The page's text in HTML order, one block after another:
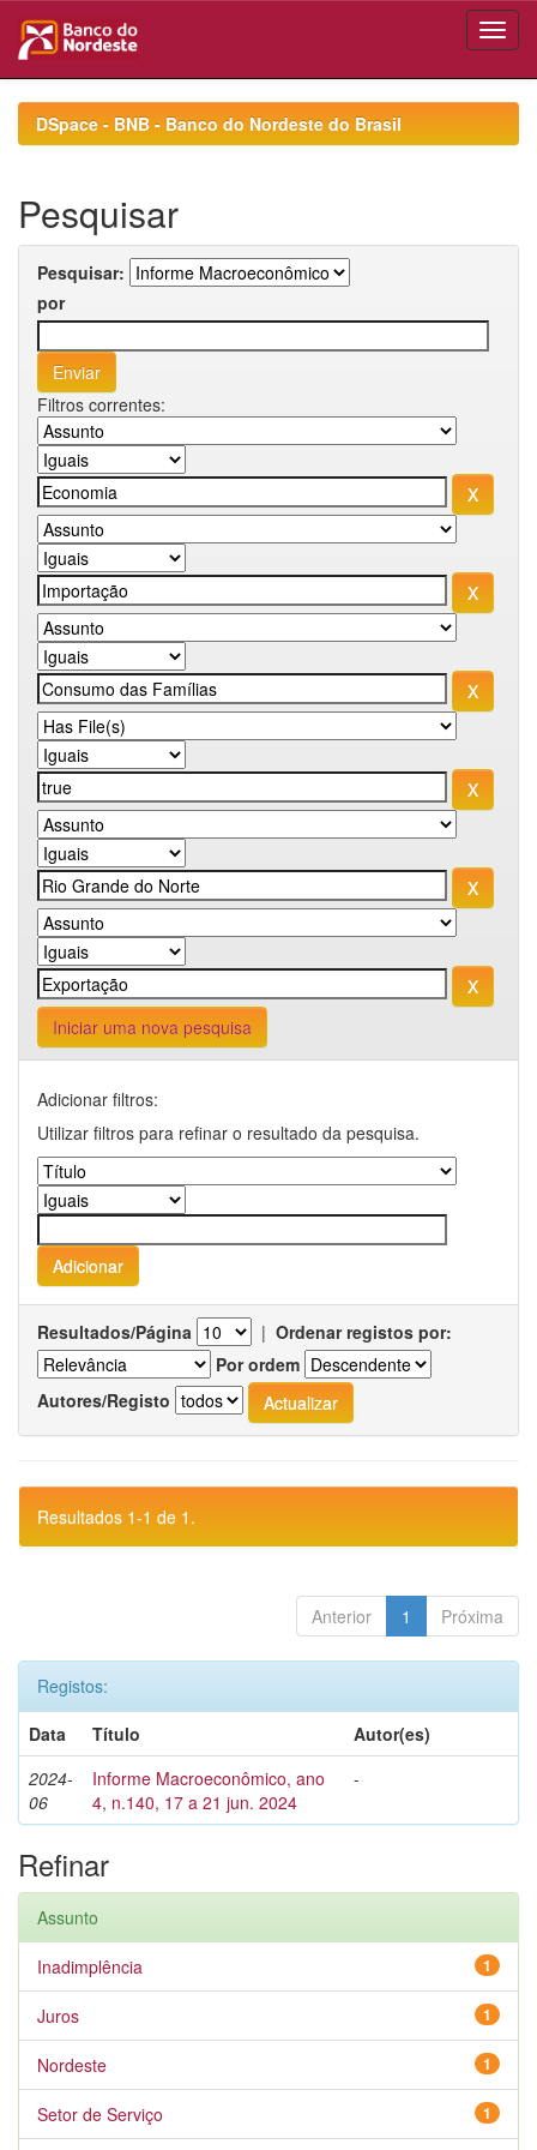
navigationDSpace - BNB - Banco do Nordeste do Brasil
Pesquisar
Pesquisar:
por
Filtros correntes:
Iniciar uma nova pesquisa
Adicionar filtros:
Utilizar filtros para refinar o resultado da pesquisa.
Resultados/Página | Ordenar registos por:
Por ordem
Autores/Registo
Resultados 1-1 de 1.
Anterior 1 Próxima
Registos:
Data
Título
Autor(es)
2024-
06
Informe Macroeconômico, ano
4, n.140, 17 a 21 jun. 2024
-
Refinar
Assunto
1
Inadimplência
1
Juros
1
Nordeste
1
Setor de Serviço